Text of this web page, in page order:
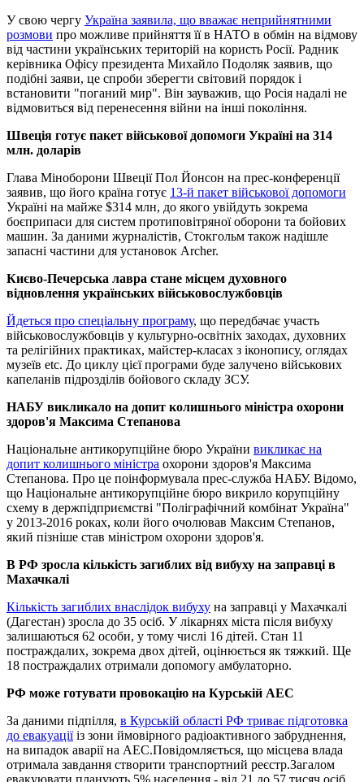
У свою чергу Україна заявила, що вважає неприйнятними
розмови про можливе прийняття її в НАТО в обмін на відмову
від частини українських територій на користь Росії. Радник
керівника Офісу президента Михайло Подоляк заявив, що
подібні заяви, це спроби зберегти світовий порядок і
встановити "поганий мир". Він зауважив, що Росія надалі не
відмовиться від перенесення війни на інші покоління.
Швеція готує пакет військової допомоги Україні на 314
млн. доларів
Глава Міноборони Швеції Пол Йонсон на прес-конференції
заявив, що його країна готує 13-й пакет військової допомоги
Україні на майже $314 млн, до якого увійдуть зокрема
боєприпаси для систем протиповітряної оборони та бойових
машин. За даними журналістів, Стокгольм також надішле
запасні частини для установок Archer.
Києво-Печерська лавра стане місцем духовного
відновлення українських військовослужбовців
Йдеться про спеціальну програму, що передбачає участь
військовослужбовців у культурно-освітніх заходах, духовних
та релігійних практиках, майстер-класах з іконопису, оглядах
музеїв etc. До циклу цієї програми буде залучено військових
капеланів підрозділів бойового складу ЗСУ.
НАБУ викликало на допит колишнього міністра охорони
здоров'я Максима Степанова
Національне антикорупційне бюро України викликає на
допит колишнього міністра охорони здоров'я Максима
Степанова. Про це поінформувала прес-служба НАБУ. Відомо,
що Національне антикорупційне бюро викрило корупційну
схему в держпідприємстві "Поліграфічний комбінат Україна"
у 2013-2016 роках, коли його очолював Максим Степанов,
який пізніше став міністром охорони здоров'я.
В РФ зросла кількість загиблих від вибуху на заправці в
Махачкалі
Кількість загиблих внаслідок вибуху на заправці у Махачкалі
(Дагестан) зросла до 35 осіб. У лікарнях міста після вибуху
залишаються 62 особи, у тому числі 16 дітей. Стан 11
постраждалих, зокрема двох дітей, оцінюється як тяжкий. Ще
18 постраждалих отримали допомогу амбулаторно.
РФ може готувати провокацію на Курській АЕС
За даними підпілля, в Курській області РФ триває підготовка
до евакуаціїіз зони ймовірного радіоактивного забруднення,
на випадок аварії на АЕС.Повідомляється, що місцева влада
отримала завдання створити транспортний реєстр.Загалом
евакуювати планують 5% населення - від 21 до 57 тисяч осіб,